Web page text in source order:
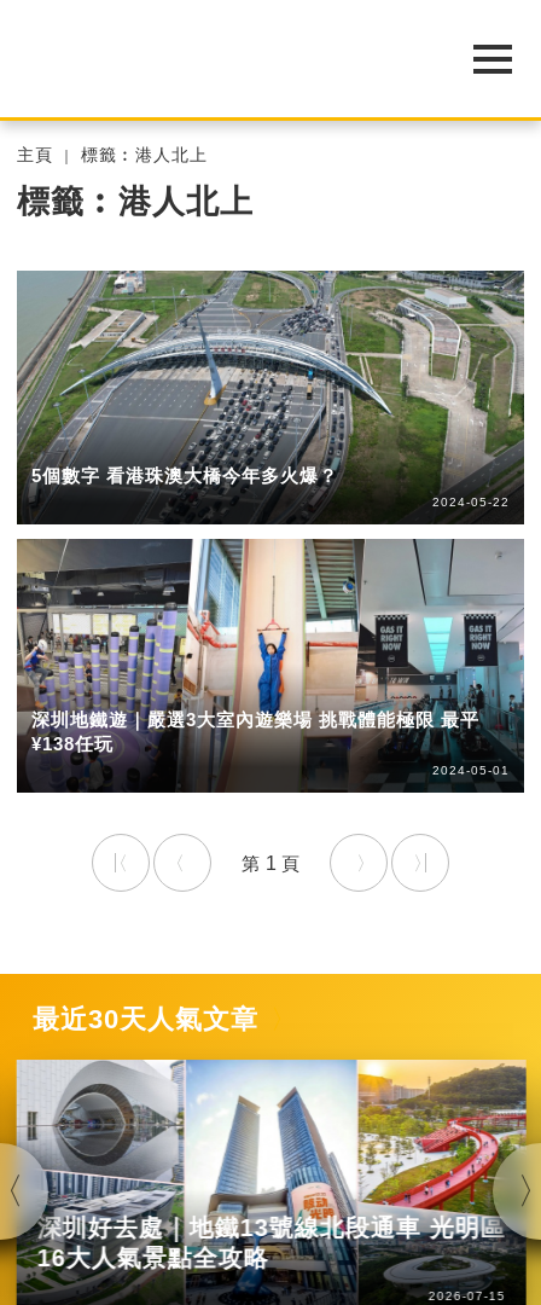
主頁 標籤︰港人北上
標籤︰港人北上
5個數字 看港珠澳大橋今年多火爆？
2024-05-22
深圳地鐵遊｜嚴選3大室內遊樂場 挑戰體能極限 最平
¥138任玩
2024-05-01
1
最近30天人氣文章
深圳好去處｜地鐵13號線北段通車 光明區
16大人氣景點全攻略
2026-07-15